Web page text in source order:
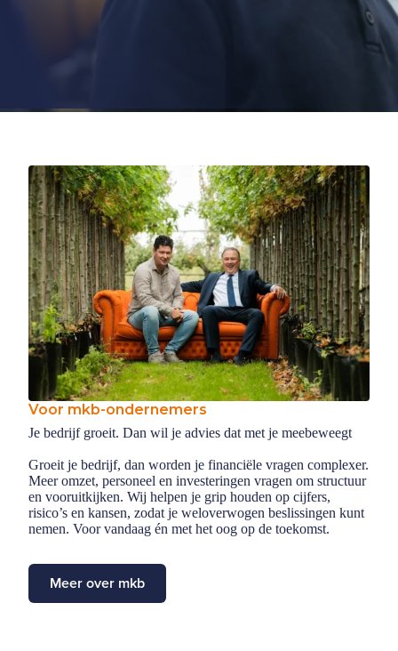
Voor mkb-ondernemers
Je bedrijf groeit. Dan wil je advies dat met je meebeweegt
Groeit je bedrijf, dan worden je financiële vragen complexer.
Meer omzet, personeel en investeringen vragen om structuur
en vooruitkijken. Wij helpen je grip houden op cijfers,
risico’s en kansen, zodat je weloverwogen beslissingen kunt
nemen. Voor vandaag én met het oog op de toekomst.
Meer over mkb